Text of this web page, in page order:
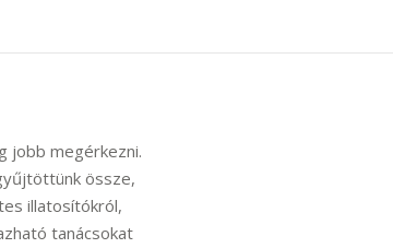
jobb megérkezni.
össze,
illatosítókról,
tanácsokat